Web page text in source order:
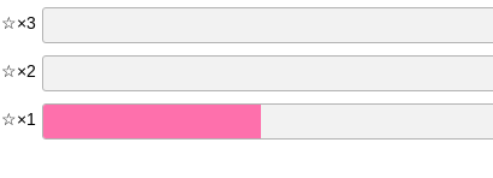
☆×3
☆×2
☆×1